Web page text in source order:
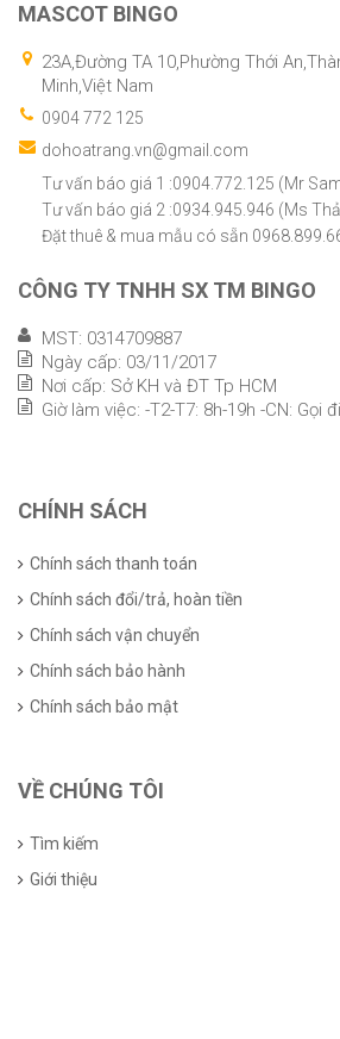
MASCOT BINGO
23A,Đường TA 10,Phường Thới
Minh,Việt Nam
0904 772 125
dohoatrang.vn@gmail.com
Tư vấn báo giá 1 :0904.772.125 (Mr
Tư vấn báo giá 2 :0934.945.946 (Ms
Đặt thuê & mua mẫu có sẵn
CÔNG TY TNHH SX TM BINGO
MST: 0314709887
Ngày cấp: 03/11/2017
Nơi cấp: Sở KH và ĐT Tp HCM
Giờ làm việc: -T2-T7: 8h-19h -CN: Gọi
CHÍNH SÁCH
Chính sách thanh toán
Chính sách đổi/trả, hoàn tiền
Chính sách vận chuyển
Chính sách bảo hành
Chính sách bảo mật
VỀ CHÚNG TÔI
Tìm kiếm
Giới thiệu